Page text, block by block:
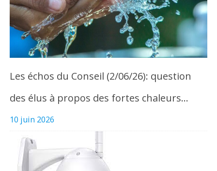
Les échos du Conseil (2/06/26): question
des élus à propos des fortes chaleurs…
10 juin 2026